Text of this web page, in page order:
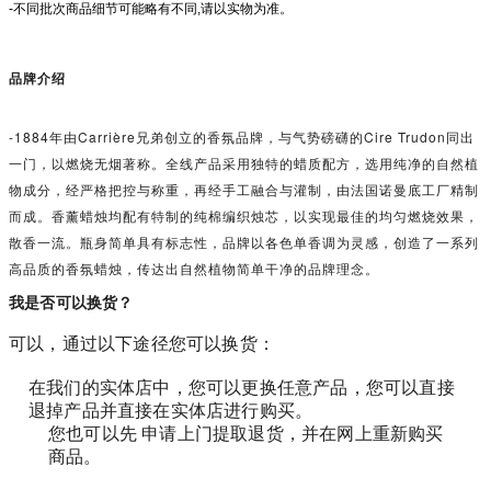
-不同批次商品细节可能略有不同,请以实物为准。
品牌介绍
-1884年由Carrière兄弟创立的香氛品牌，与气势磅礴的Cire Trudon同出
一门，以燃烧无烟著称。全线产品采用独特的蜡质配方，选用纯净的自然植
物成分，经严格把控与称重，再经手工融合与灌制，由法国诺曼底工厂精制
而成。香薰蜡烛均配有特制的纯棉编织烛芯，以实现最佳的均匀燃烧效果，
散香一流。瓶身简单具有标志性，品牌以各色单香调为灵感，创造了一系列
高品质的香氛蜡烛，传达出自然植物简单干净的品牌理念。
我是否可以换货？
可以，通过以下途径您可以换货：
在我们的实体店中，您可以更换任意产品，您可以直接
退掉产品并直接在实体店进行购买。
您也可以先 申请上门提取退货，并在网上重新购买
商品。